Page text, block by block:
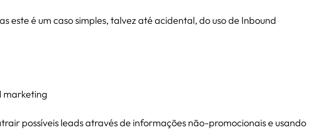
é um caso simples, talvez até acidental, do uso de Inbound
possíveis leads através de informações não-promocionais e usando